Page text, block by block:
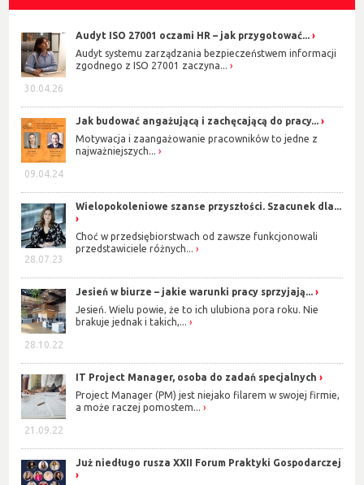
30.04.26
Audyt ISO 27001 oczami HR – jak przygotować...
Audyt systemu zarządzania bezpieczeństwem informacji
zgodnego z ISO 27001 zaczyna...
09.04.24
Jak budować angażującą i zachęcającą do pracy...
Motywacja i zaangażowanie pracowników to jedne z
najważniejszych...
28.07.23
Wielopokoleniowe szanse przyszłości. Szacunek dla...
Choć w przedsiębiorstwach od zawsze funkcjonowali
przedstawiciele różnych...
28.10.22
Jesień w biurze – jakie warunki pracy sprzyjają...
Jesień. Wielu powie, że to ich ulubiona pora roku. Nie
brakuje jednak i takich,...
21.09.22
IT Project Manager, osoba do zadań specjalnych
Project Manager (PM) jest niejako filarem w swojej firmie,
a może raczej pomostem...
Już niedługo rusza XXII Forum Praktyki Gospodarczej